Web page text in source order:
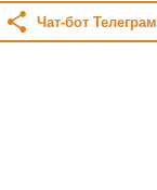
Чат-бот Телеграм